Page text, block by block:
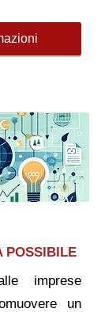
POSSIBILE
imprese
un